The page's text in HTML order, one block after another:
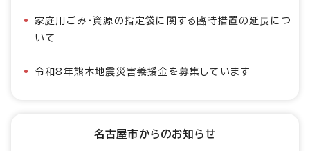
家庭用ごみ・資源の指定袋に関する臨時措置の延長につ
いて
令和8年熊本地震災害義援金を募集しています
名古屋市からのお知らせ